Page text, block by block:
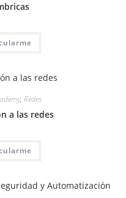
, Redes
a las redes